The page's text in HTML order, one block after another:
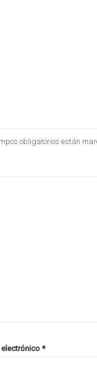
obligatorios están
electrónico *